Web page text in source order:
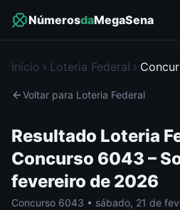
NúmerosdaMegaSena
Início Loteria Federal
Voltar para Loteria Federal
Resultado Loteria
Concurso 6043 –
fevereiro de 2026
Concurso 6043 • sábado, 21 de